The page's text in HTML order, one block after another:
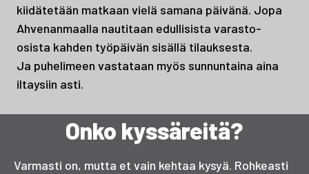
kiidätetään matkaan vielä samana päivänä. Jopa
Ahvenanmaalla nautitaan edullisista varasto-
osista kahden työpäivän sisällä tilauksesta.
Ja puhelimeen vastataan myös sunnuntaina aina
iltaysiin asti.
Onko kyssäreitä?
Varmasti on, mutta et vain kehtaa kysyä. Rohkeasti